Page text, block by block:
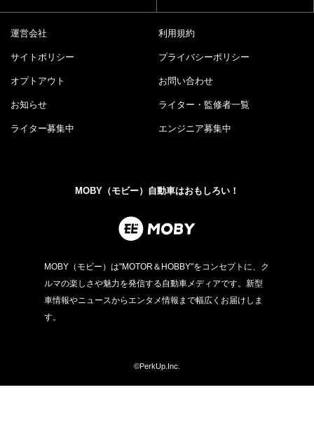
運営会社 利用規約
サイトポリシー プライバシーポリシー
オプトアウト お問い合わせ
お知らせ ライター・監修者一覧
ライター募集中 エンジニア募集中
MOBY（モビー）自動車はおもしろい！
MOBY（モビー）は"MOTOR＆HOBBY"をコンセプトに、ク
ルマの楽しさや魅力を発信する自動車メディアです。新型
車情報やニュースからエンタメ情報まで幅広くお届けしま
す。
©PerkUp.Inc.